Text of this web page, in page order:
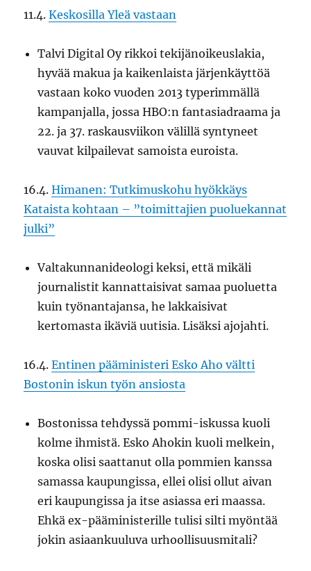
11.4.Keskosilla Yleä vastaan
Talvi Digital Oy rikkoi tekijänoikeuslakia,
hyvää makua ja kaikenlaista järjenkäyttöä
vastaan koko vuoden 2013 typerimmällä
kampanjalla, jossa HBO:n fantasiadraama ja
22. ja 37. raskausviikon välillä syntyneet
vauvat kilpailevat samoista euroista.
16.4.Himanen: Tutkimuskohu hyökkäys
Kataista kohtaan – ”toimittajien puoluekannat
julki”
Valtakunnanideologi keksi, että mikäli
journalistit kannattaisivat samaa puoluetta
kuin työnantajansa, he lakkaisivat
kertomasta ikäviä uutisia. Lisäksi ajojahti.
16.4.Entinen pääministeri Esko Aho vältti
Bostonin iskun työn ansiosta
Bostonissa tehdyssä pommi-iskussa kuoli
kolme ihmistä. Esko Ahokin kuoli melkein,
koska olisi saattanut olla pommien kanssa
samassa kaupungissa, ellei olisi ollut aivan
eri kaupungissa ja itse asiassa eri maassa.
Ehkä ex-pääministerille tulisi silti myöntää
jokin asiaankuuluva urhoollisuusmitali?